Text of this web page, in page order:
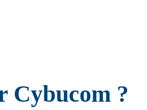
Cybucom ?